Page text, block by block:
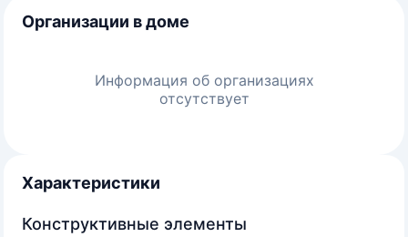
Организации в доме
Информация об организациях
отсутствует
Характеристики
Конструктивные элементы